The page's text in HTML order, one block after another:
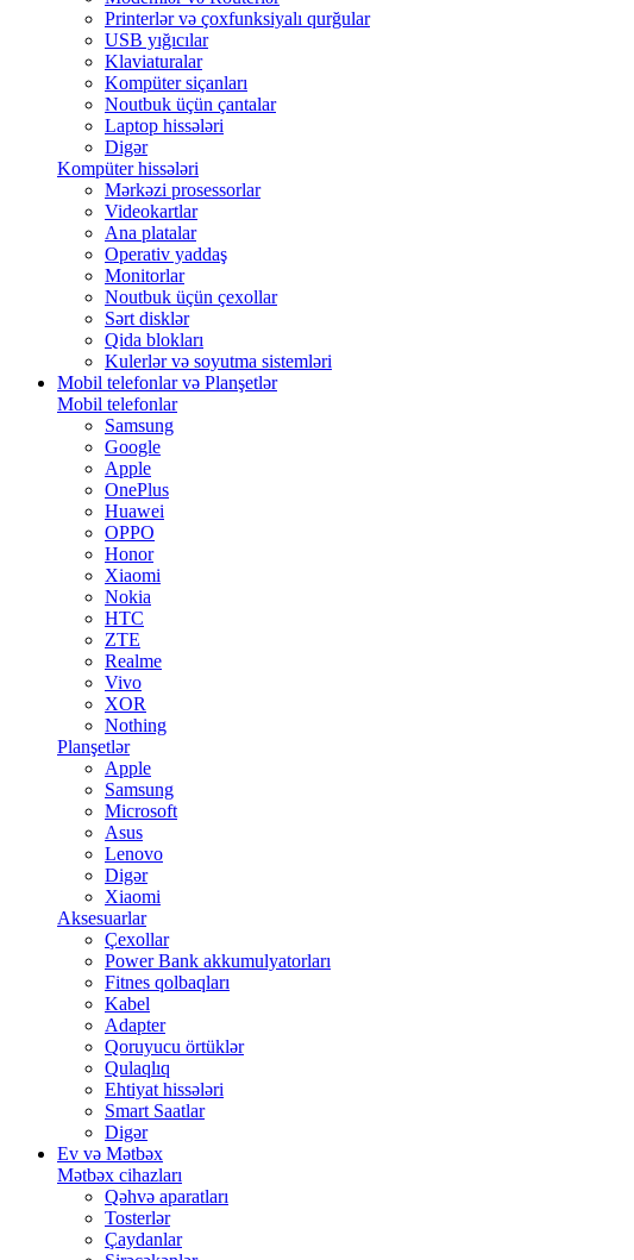
Printerlər və çoxfunksiyalı qurğular
USB yığıcılar
Klaviaturalar
Kompüter siçanları
Noutbuk üçün çantalar
Laptop hissələri
Digər
Kompüter hissələri
Mərkəzi prosessorlar
Videokartlar
Ana platalar
Operativ yaddaş
Monitorlar
Noutbuk üçün çexollar
Sərt disklər
Qida blokları
Kulerlər və soyutma sistemləri
Mobil telefonlar və Planşetlər
Mobil telefonlar
Samsung
Google
Apple
OnePlus
Huawei
OPPO
Honor
Xiaomi
Nokia
HTC
ZTE
Realme
Vivo
XOR
Nothing
Planşetlər
Apple
Samsung
Microsoft
Asus
Lenovo
Digər
Xiaomi
Aksesuarlar
Çexollar
Power Bank akkumulyatorları
Fitnes qolbaqları
Kabel
Adapter
Qoruyucu örtüklər
Qulaqlıq
Ehtiyat hissələri
Smart Saatlar
Digər
Ev və Mətbəx
Mətbəx cihazları
Qəhvə aparatları
Tosterlər
Çaydanlar